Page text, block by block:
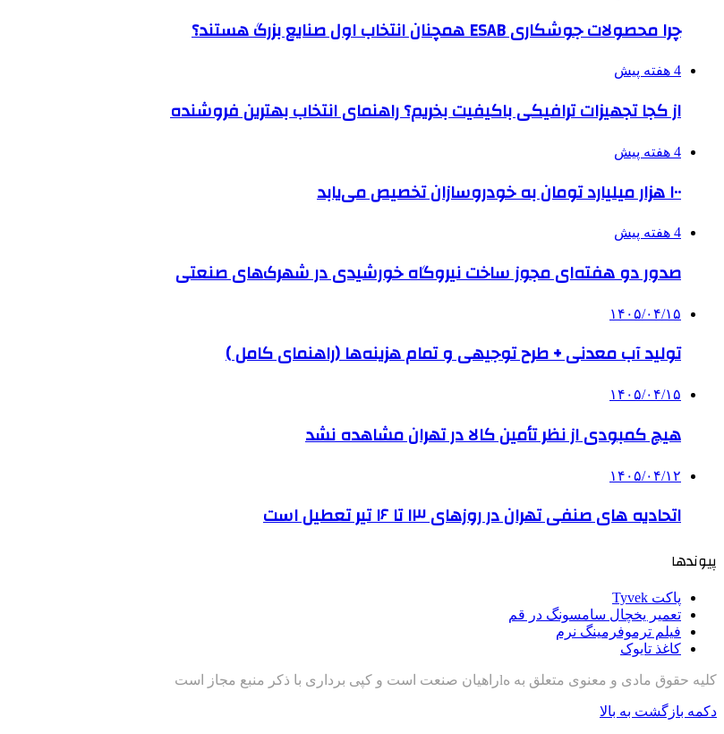
چرا محصولات جوشکاری ESAB همچنان انتخاب اول صنایع بزرگ هستند؟
4 هفته پیش
از کجا تجهیزات ترافیکی باکیفیت بخریم؟ راهنمای انتخاب بهترین فروشنده
4 هفته پیش
۱۰۰ هزار میلیارد تومان به خودروسازان تخصیص می‌یابد
4 هفته پیش
صدور دو هفته‌ای مجوز ساخت نیروگاه خورشیدی در شهرک‌های صنعتی
۱۴۰۵/۰۴/۱۵
تولید آب معدنی + طرح توجیهی و تمام هزینه‌ها (راهنمای کامل )
۱۴۰۵/۰۴/۱۵
هیچ کمبودی از نظر تأمین کالا در تهران مشاهده نشد
۱۴۰۵/۰۴/۱۲
اتحادیه های صنفی تهران در روزهای ۱۳ تا ۱۶ تیر تعطیل است
پیوندها
پاکت Tyvek
تعمیر یخچال سامسونگ در قم
فیلم ترموفرمینگ نرم
کاغذ تایوک
کلیه حقوق مادی و معنوی متعلق به هlراهیان صنعت است و کپی برداری با ذکر منبع مجاز است
دکمه بازگشت به بالا